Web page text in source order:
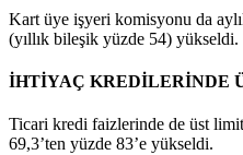
Kart üye işyeri komisyonu da
(yıllık bileşik yüzde 54) yükseldi.
İHTİYAÇ KREDİLERİNDE
Ticari kredi faizlerinde de üst
69,3’ten yüzde 83’e yükseldi.